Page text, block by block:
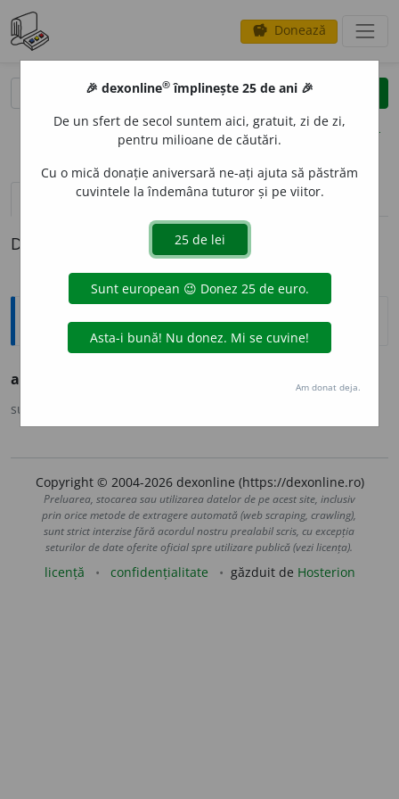
savings Donează
clear
opțiuni
definiții (1)
Definiția cu ID-ul 564579:
Explicative DEX
ariór,
sursa:
Copyright © 2004-2026 dexonline (https://dexonline.ro)
Preluarea, stocarea sau utilizarea datelor de pe acest site, inclusiv
prin orice metode de extragere automată (web scraping, crawling),
sunt strict interzise fără acordul nostru prealabil scris, cu excepția
seturilor de date oferite oficial spre utilizare publică (vezi licența).
licență confidențialitate găzduit de Hosterion
🎉 dexonline® împlinește 25 de ani 🎉
De un sfert de secol suntem aici, gratuit, zi de zi,
pentru milioane de căutări.
Cu o mică donație aniversară ne-ați ajuta să păstrăm
cuvintele la îndemâna tuturor și pe viitor.
Am donat deja.